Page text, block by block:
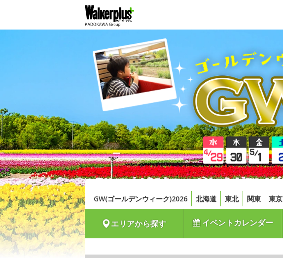
GW(ゴールデンウィーク)2026 北海道 東北 関東 東京
エリアから探す イベントカレンダー